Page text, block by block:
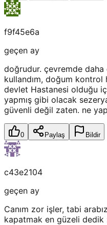
f9f45e6a
geçen ay
doğrudur. çevremde daha
kullandım, doğum kontrol
devlet Hastanesi olduğu
yapmış gibi olacak
güvenli değil zaten. ne
0 Paylaş Bildir
c43e2104
geçen ay
Canım zor işler, tabi
kapatmak en güzeli dedik